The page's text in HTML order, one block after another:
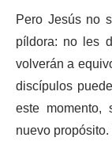
Pero Jesús no
píldora: no les
volverán a
discípulos
este
nuevo